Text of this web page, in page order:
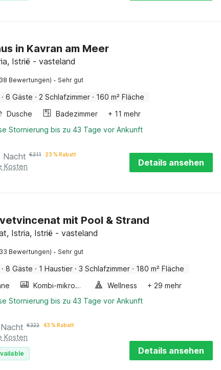
in Kavran am Meer
Istrië - vasteland
Bewertungen) · Sehr gut
· 6 Gäste · 2 Schlafzimmer · 160 m² Fläche
Dusche Badezimmer
+ 11 mehr
Stornierung bis zu 43 Tage vor Ankunft
Nacht €311 23 % Rabatt
Kosten Details ansehen
mit Pool & Strand
Istria, Istrië - vasteland
Bewertungen) · Sehr gut
· 8 Gäste · 1 Haustier · 3 Schlafzimmer · 180 m² Fläche
Kombi-mikrowelle Wellness
+ 29 mehr
Stornierung bis zu 43 Tage vor Ankunft
€322 43 % Rabatt
Kosten
Details ansehen